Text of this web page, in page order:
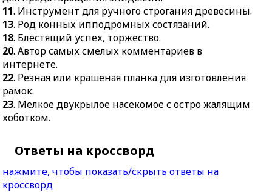
11. Инструмент для ручного строгания древесины.
13. Род конных ипподромных состязаний.
18. Блестящий успех, торжество.
20. Автор самых смелых комментариев в
интернете.
22. Резная или крашеная планка для изготовления
рамок.
23. Мелкое двукрылое насекомое с остро жалящим
хоботком.
Ответы на кроссворд
нажмите, чтобы показать/скрыть ответы на
кроссворд